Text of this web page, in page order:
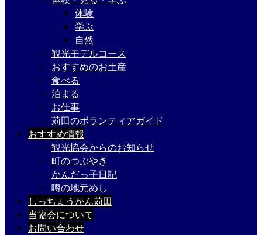
体験
学ぶ
自然
観光モデルコース
おすすめのお土産
食べる
泊まる
お仕事
苅田のボランティアガイド
おすすめ情報
観光協会からのお知らせ
町のつぶやき
かんだっ子日記
噂の地元めし
しっちょうかん苅田
当協会について
お問い合わせ